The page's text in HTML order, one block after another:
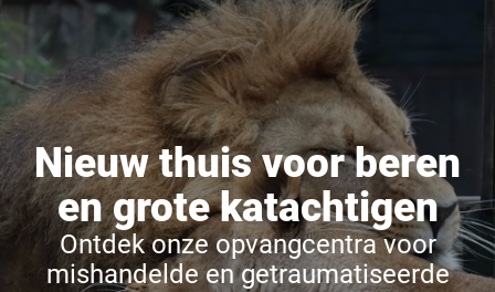
Nieuw thuis voor beren
en grote katachtigen
Ontdek onze opvangcentra voor
mishandelde en getraumatiseerde